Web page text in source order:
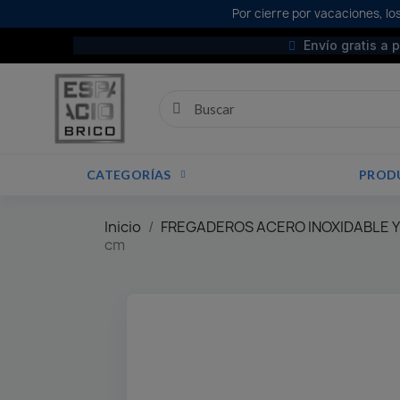
Por cierre por vacaciones,
Envío gratis a
CATEGORÍAS
Inicio
FREGADEROS ACERO INOXIDABLE
cm